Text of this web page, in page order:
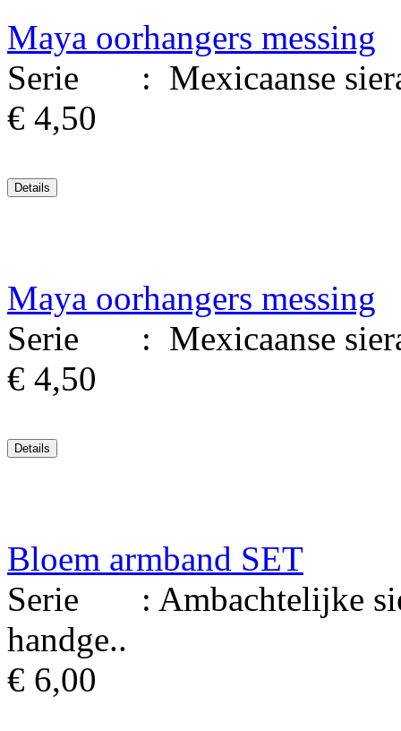
Maya oorhangers messing
Serie : Mexicaanse
€ 4,50
Maya oorhangers messing
Serie : Mexicaanse
€ 4,50
Bloem armband SET
Serie : Ambachtelijke
handge..
€ 6,00